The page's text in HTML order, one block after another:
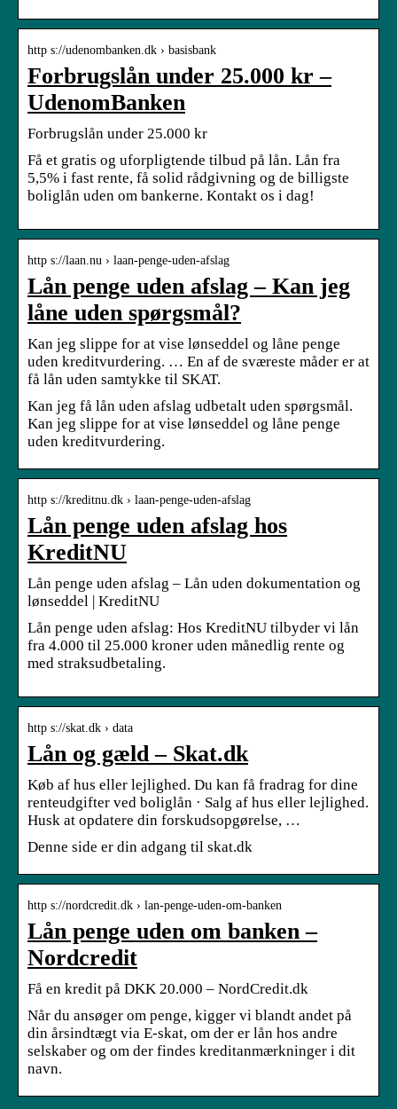
http s://udenombanken.dk › basisbank
Forbrugslån under 25.000 kr –
UdenomBanken
Forbrugslån under 25.000 kr
Få et gratis og uforpligtende tilbud på lån. Lån fra
5,5% i fast rente, få solid rådgivning og de billigste
boliglån uden om bankerne. Kontakt os i dag!
http s://laan.nu › laan-penge-uden-afslag
Lån penge uden afslag – Kan jeg
låne uden spørgsmål?
Kan jeg slippe for at vise lønseddel og låne penge
uden kreditvurdering. … En af de sværeste måder er at
få lån uden samtykke til SKAT.
Kan jeg få lån uden afslag udbetalt uden spørgsmål.
Kan jeg slippe for at vise lønseddel og låne penge
uden kreditvurdering.
http s://kreditnu.dk › laan-penge-uden-afslag
Lån penge uden afslag hos
KreditNU
Lån penge uden afslag – Lån uden dokumentation og
lønseddel | KreditNU
Lån penge uden afslag: Hos KreditNU tilbyder vi lån
fra 4.000 til 25.000 kroner uden månedlig rente og
med straksudbetaling.
http s://skat.dk › data
Lån og gæld – Skat.dk
Køb af hus eller lejlighed. Du kan få fradrag for dine
renteudgifter ved boliglån · Salg af hus eller lejlighed.
Husk at opdatere din forskudsopgørelse, …
Denne side er din adgang til skat.dk
http s://nordcredit.dk › lan-penge-uden-om-banken
Lån penge uden om banken –
Nordcredit
Få en kredit på DKK 20.000 – NordCredit.dk
Når du ansøger om penge, kigger vi blandt andet på
din årsindtægt via E-skat, om der er lån hos andre
selskaber og om der findes kreditanmærkninger i dit
navn.